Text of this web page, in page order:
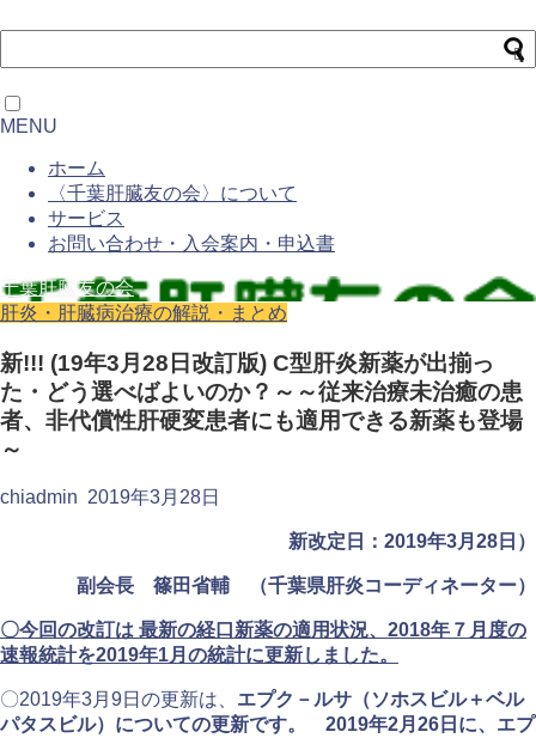
MENU
ホーム
〈千葉肝臓友の会〉について
サービス
お問い合わせ・入会案内・申込書
千葉肝臓友の会
肝炎・肝臓病治療の解説・まとめ
新!!! (19年3月28日改訂版) C型肝炎新薬が出揃っ
た・どう選べばよいのか？～～従来治療未治癒の患
者、非代償性肝硬変患者にも適用できる新薬も登場
～
chiadmin 2019年3月28日
新改定日：2019年3月28日）
副会長 篠田省輔 （千葉県肝炎コーディネーター）
〇今回の改訂は 最新の経口新薬の適用状況、2018年７月度の
速報統計を2019年1月の統計に更新しました。
〇2019年3月9日の更新は、 エプク－ルサ（ソホスビル＋ベル
パタスビル）についての更新です。 2019年2月26日に、エプ